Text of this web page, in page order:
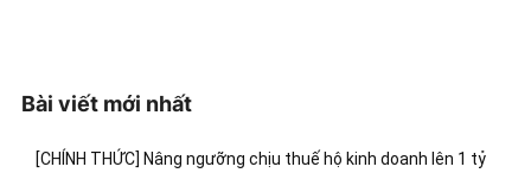
Bài viết mới nhất
[CHÍNH THỨC] Nâng ngưỡng chịu thuế hộ kinh doanh lên 1 tỷ